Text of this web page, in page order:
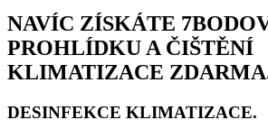
NAVÍC ZÍSKÁTE
PROHLÍDKU A ČIŠTĚNÍ
KLIMATIZACE ZDARMA
DESINFEKCE KLIMATIZACE.